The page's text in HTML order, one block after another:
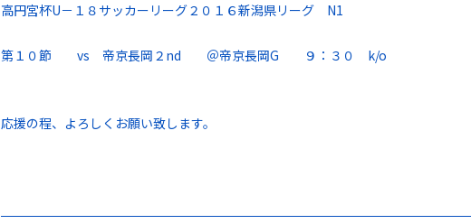
高円宮杯U－１８サッカーリーグ２０１６新潟県リーグ N1
第１０節 vs 帝京長岡２nd ＠帝京長岡G ９：３０ k/o
応援の程、よろしくお願い致します。